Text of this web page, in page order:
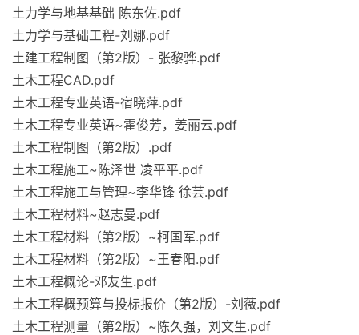
土力学与地基基础 陈东佐.pdf
土力学与基础工程-刘娜.pdf
土建工程制图（第2版）- 张黎骅.pdf
土木工程CAD.pdf
土木工程专业英语-宿晓萍.pdf
土木工程专业英语~霍俊芳，姜丽云.pdf
土木工程制图（第2版）.pdf
土木工程施工~陈泽世 凌平平.pdf
土木工程施工与管理~李华锋 徐芸.pdf
土木工程材料~赵志曼.pdf
土木工程材料（第2版）~柯国军.pdf
土木工程材料（第2版）~王春阳.pdf
土木工程概论-邓友生.pdf
土木工程概预算与投标报价（第2版）-刘薇.pdf
土木工程测量（第2版）~陈久强，刘文生.pdf